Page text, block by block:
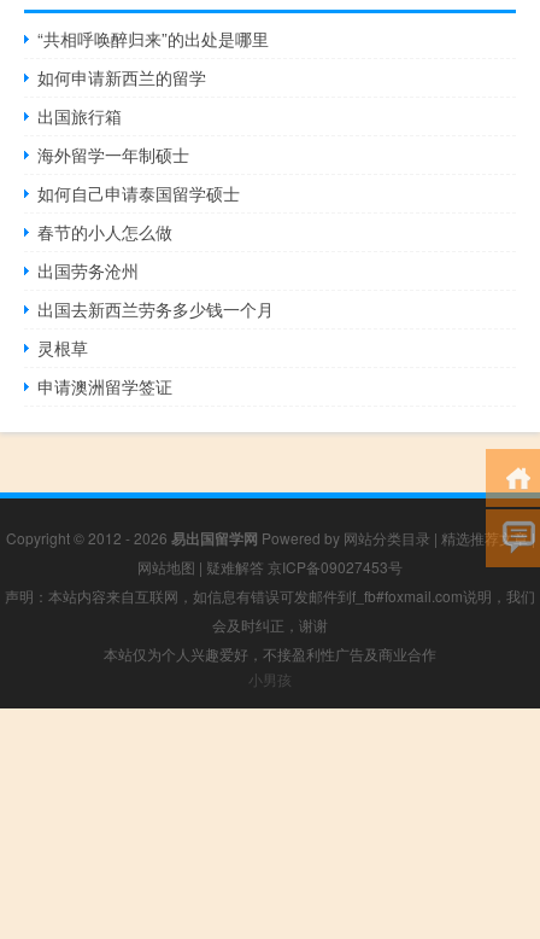
“共相呼唤醉归来”的出处是哪里
如何申请新西兰的留学
出国旅行箱
海外留学一年制硕士
如何自己申请泰国留学硕士
春节的小人怎么做
出国劳务沧州
出国去新西兰劳务多少钱一个月
灵根草
申请澳洲留学签证
Copyright © 2012 - 2026 易出国留学网 Powered by 网站分类目录 | 精选推荐文章|
网站地图 | 疑难解答 京ICP备09027453号
声明：本站内容来自互联网，如信息有错误可发邮件到f_fb#foxmail.com说明，我们
会及时纠正，谢谢
本站仅为个人兴趣爱好，不接盈利性广告及商业合作
小男孩